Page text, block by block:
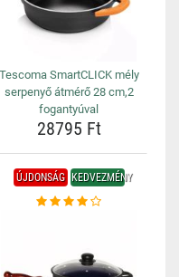
Tescoma SmartCLICK mély
serpenyő átmérő 28 cm,2
fogantyúval
28795 Ft
ÚJDONSÁG KEDVEZMÉNY